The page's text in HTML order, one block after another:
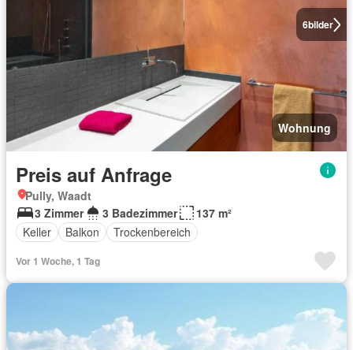
6bilder
Wohnung
Preis auf Anfrage
Pully, Waadt
3 Zimmer
3 Badezimmer
137 m²
Keller
Balkon Trockenbereich
Vor 1 Woche, 1 Tag